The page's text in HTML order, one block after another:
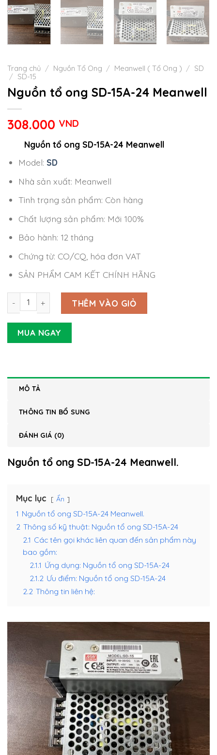
Trang chủ / Nguồn Tổ Ong / Meanwell ( Tổ Ong ) / SD
/ SD-15
Nguồn tổ ong SD-15A-24 Meanwell
308.000 VND
Nguồn tổ ong SD-15A-24 Meanwell
Model: SD
Nhà sản xuất: Meanwell
Tình trạng sản phẩm: Còn hàng
Chất lượng sản phẩm: Mới 100%
Bảo hành: 12 tháng
Chứng từ: CO/CQ, hóa đơn VAT
SẢN PHẨM CAM KẾT CHÍNH HÃNG
Nguồn tổ ong SD-15A-24 Meanwell số lượng
THÊM VÀO GIỎ
MUA NGAY
MÔ TẢ
THÔNG TIN BỔ SUNG
ĐÁNH GIÁ (0)
Nguồn tổ ong SD-15A-24 Meanwell.
Mục lục Ẩn
1 Nguồn tổ ong SD-15A-24 Meanwell.
2 Thông số kỹ thuật: Nguồn tổ ong SD-15A-24
2.1 Các tên gọi khác liên quan đến sản phẩm này
bao gồm:
2.1.1 Ứng dụng: Nguồn tổ ong SD-15A-24
2.1.2 Ưu điểm: Nguồn tổ ong SD-15A-24
2.2 Thông tin liên hệ: